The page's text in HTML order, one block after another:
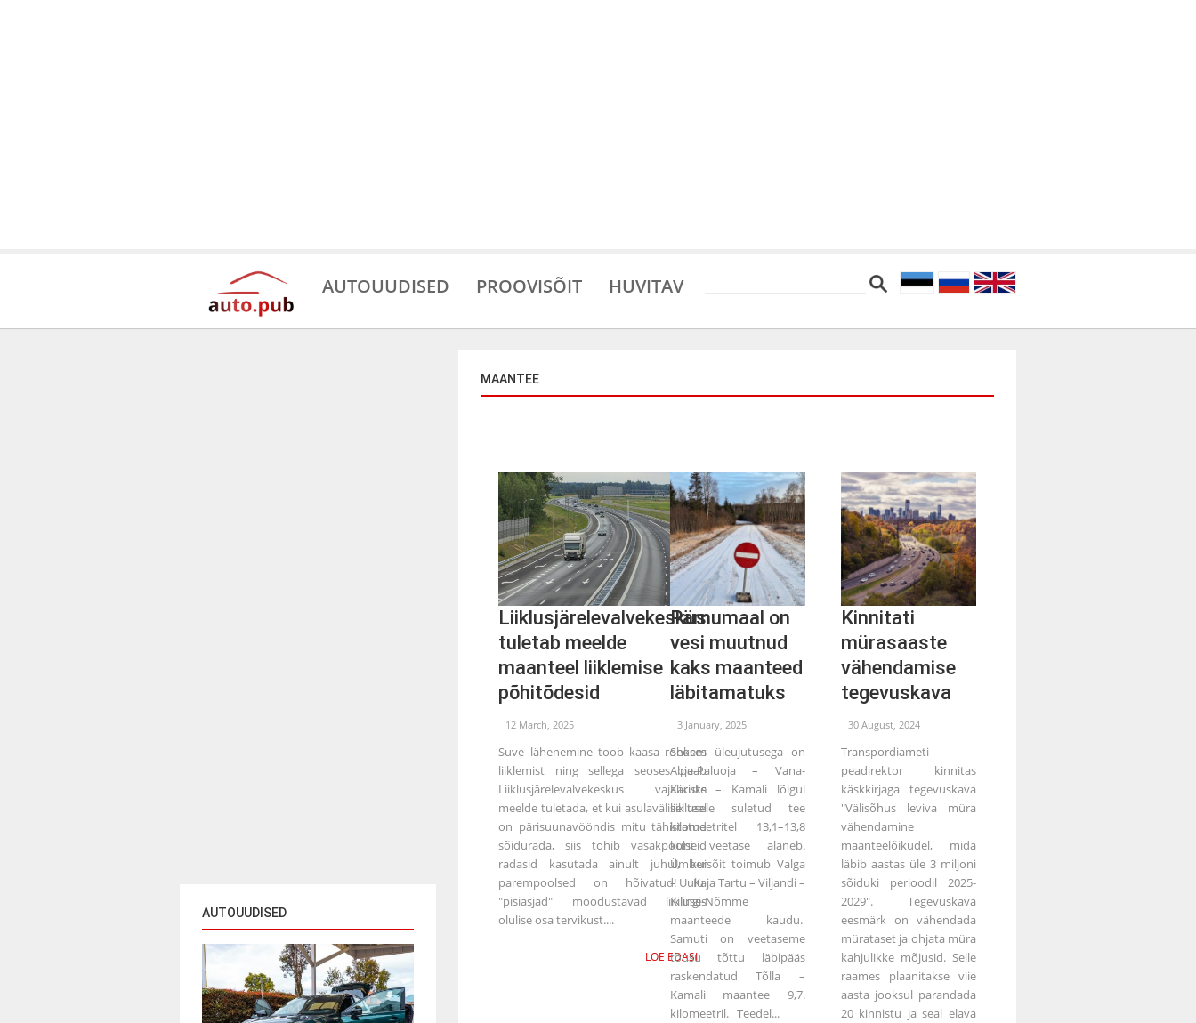
AUTOUUDISED PROOVISÕIT HUVITAV
AUTOUUDISED
MAANTEE
Liiklusjärelevalvekeskus
tuletab meelde
maanteel liiklemise
põhitõdesid
12 March, 2025
Suve lähenemine toob kaasa rohkem
liiklemist ning sellega seoses peab
Liiklusjärelevalvekeskus vajalikuks
meelde tuletada, et kui asulavälisel teel
on pärisuunavööndis mitu tähistatud
sõidurada, siis tohib vasakpoolseid
radasid kasutada ainult juhul, kui
parempoolsed on hõivatud! Ka
"pisiasjad" moodustavad liikluses
olulise osa tervikust....
LOE EDASI
Pärnumaal on
vesi muutnud
kaks maanteed
läbitamatuks
3 January, 2025
Seoses üleujutusega on
Abja-Paluoja – Vana-
Kariste – Kamali lõigul
liiklusele suletud tee
kilomeetritel 13,1–13,8
kuni veetase alaneb.
Ümbersõit toimub Valga
– Uulu ja Tartu – Viljandi –
Kilingi-Nõmme
maanteede kaudu.
Samuti on veetaseme
tõusu tõttu läbipääs
raskendatud Tõlla –
Kamali maantee 9,7.
kilomeetril. Teedel...
Kinnitati
mürasaaste
vähendamise
tegevuskava
30 August, 2024
Transpordiameti
peadirektor kinnitas
käskkirjaga tegevuskava
"Välisõhus leviva müra
vähendamine
maanteelõikudel, mida
läbib aastas üle 3 miljoni
sõiduki perioodil 2025-
2029". Tegevuskava
eesmärk on vähendada
mürataset ja ohjata müra
kahjulikke mõjusid. Selle
raames plaanitakse viie
aasta jooksul parandada
20 kinnistu ja seal elava